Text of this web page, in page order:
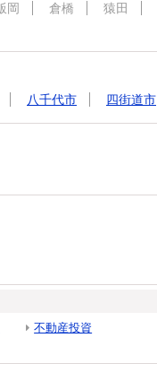
岡 倉橋
猿田
八千代市 四街道市
不動産投資